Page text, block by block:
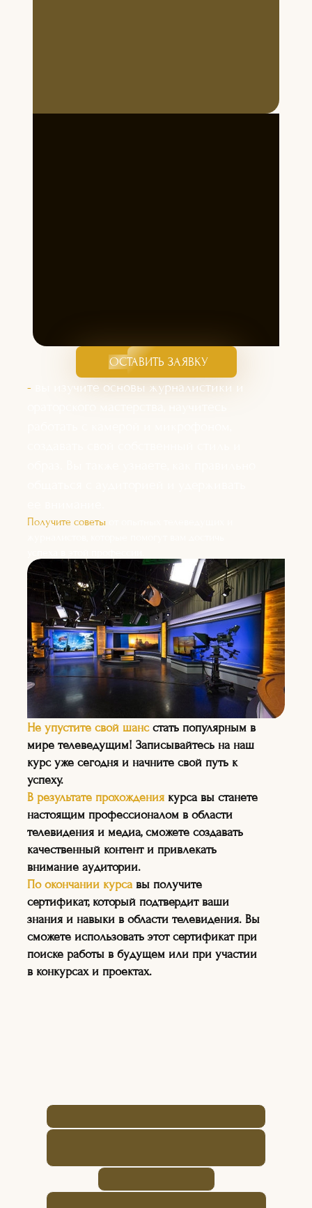
ОСТАВИТЬ ЗАЯВКУ
- вы изучите основы журналистики и
Получите советы
—
На курсе вы сможете
узнать о последних
тенденциях в мире
телевидения и
медиаиндустрии, а также о
том, как создавать
качественный контент.
НА КУРСЕ:"ТЕЛЕВЕДУЩИХ"
ДЛЯ ДЕТЕЙ И ВЗРОСЛЫХ
Не упустите свой шансстать популярным в
мире телеведущим! Записывайтесь на наш
курс уже сегодня и начните свой путь к
успеху.
В результате прохождения курса вы станете
настоящим профессионалом в области
телевидения и медиа, сможете создавать
качественный контент и привлекать
внимание аудитории.
По окончании курсавы получите
сертификат, который подтвердит ваши
знания и навыки в области телевидения. Вы
сможете использовать этот сертификат при
поиске работы в будущем или при участии
в конкурсах и проектах.